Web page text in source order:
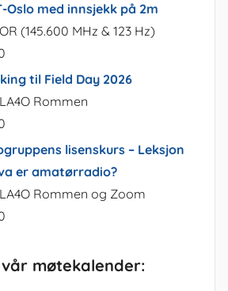
Oslo med innsjekk på 2m
(145.600 MHz & 123 Hz)
til Field Day 2026
Rommen
lisenskurs – Leksjon
er amatørradio?
Rommen og Zoom
møtekalender: